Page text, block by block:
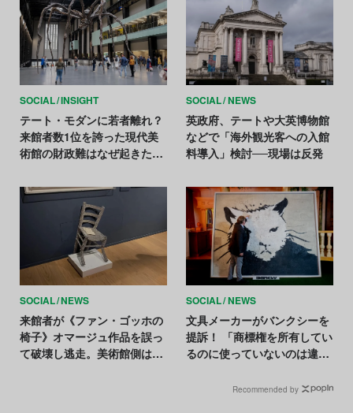
SOCIAL INSIGHT
テート・モダンに若者離れ？
来館者数1位を誇った現代美
術館の財政難はなぜ起きたの
SOCIAL NEWS
英政府、テートや大英博物館
などで「海外観光客への入館
料導入」検討──現場は反発
SOCIAL NEWS
来館者が《ファン・ゴッホの
椅子》オマージュ作品を誤っ
て破壊し逃走。美術館側は
SOCIAL NEWS
文具メーカーがバンクシーを
提訴！ 「商標権を所有してい
るのに使っていないのは違
Recommended by